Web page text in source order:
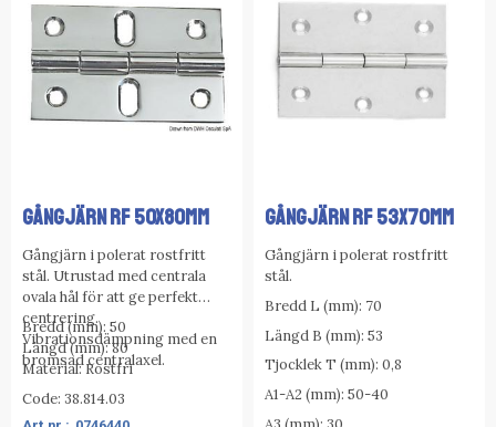
GÅNGJÄRN RF 50X80MM
Gångjärn i polerat rostfritt
stål. Utrustad med centrala
ovala hål för att ge perfekt
centrering.
Vibrationsdämpning med en
bromsad centralaxel.
Bredd (mm): 50
Längd (mm): 80
Material: Rostfri
Code: 38.814.03
GÅNGJÄRN RF 53X70MM
Gångjärn i polerat rostfritt
stål.
Bredd L (mm): 70
Längd B (mm): 53
Tjocklek T (mm): 0,8
A1-A2 (mm): 50-40